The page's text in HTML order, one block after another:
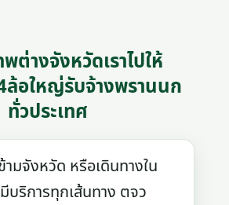
ต่างจังหวัดเราไปให้
ล้อใหญ่รับจ้างพรานนก
ทั่วประเทศ
จังหวัด หรือเดินทางใน
บริการทุกเส้นทาง ตจว